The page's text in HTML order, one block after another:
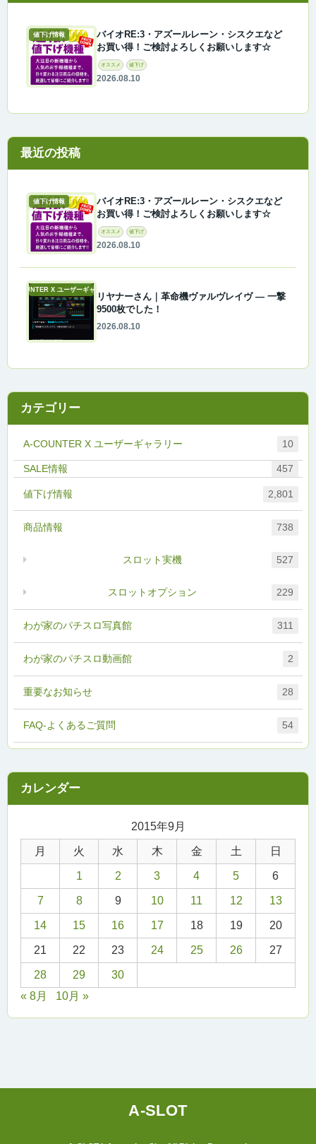
値下げ情報
バイオRE:3・アズールレーン・シスクエなど
お買い得！ご検討よろしくお願いします☆
オススメ 値下げ
2026.08.10
最近の投稿
値下げ情報
バイオRE:3・アズールレーン・シスクエなど
お買い得！ご検討よろしくお願いします☆
オススメ 値下げ
2026.08.10
A-COUNTER X ユーザーギャラリー
リヤナーさん｜革命機ヴァルヴレイヴ ― 一撃
9500枚でした！
2026.08.10
カテゴリー
A-COUNTER X ユーザーギャラリー 10
FAQ-よくあるご質問 54
457
わが家のパチスロ写真館 311
わが家のパチスロ動画館 2
値下げ情報 2,801
商品情報 738
スロットオプション 229
スロット実機 527
重要なお知らせ 28
2015年9月
月 火 水 木 金 土 日
1 2 3 4 5 6
7 8 9 10 11 12 13
14 15 16 17 18 19 20
21 22 23 24 25 26 27
28 29
30
« 8月
10月 »